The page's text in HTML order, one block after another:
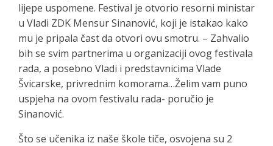
lijepe uspomene. Festival je otvorio resorni ministar
u Vladi ZDK Mensur Sinanović, koji je istakao kako
mu je pripala čast da otvori ovu smotru. – Zahvalio
bih se svim partnerima u organizaciji ovog festivala
rada, a posebno Vladi i predstavnicima Vlade
Švicarske, privrednim komorama…Želim vam puno
uspjeha na ovom festivalu rada- poručio je
Sinanović.
Što se učenika iz naše škole tiče, osvojena su 2